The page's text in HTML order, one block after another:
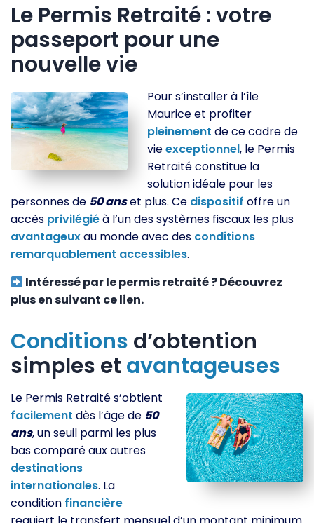
Le Permis Retraité : votre
passeport pour une
nouvelle vie
Pour s’installer à l’île
Maurice et profiter
pleinement de ce cadre de
vieexceptionnel, le Permis
Retraité constitue la
solution idéale pour les
personnes de 50 anset plus. Ce dispositif offre un
accès privilégiéà l’un des systèmes fiscaux les plus
avantageuxau monde avec des conditions
remarquablement accessibles.
Intéressé par le permis retraité ? Découvrez
plus en suivant ce lien.
Conditions d’obtention
simples et avantageuses
Le Permis Retraité s’obtient
facilement dès l’âge de 50
ans, un seuil parmi les plus
bas comparé aux autres
destinations
internationales. La
condition financière